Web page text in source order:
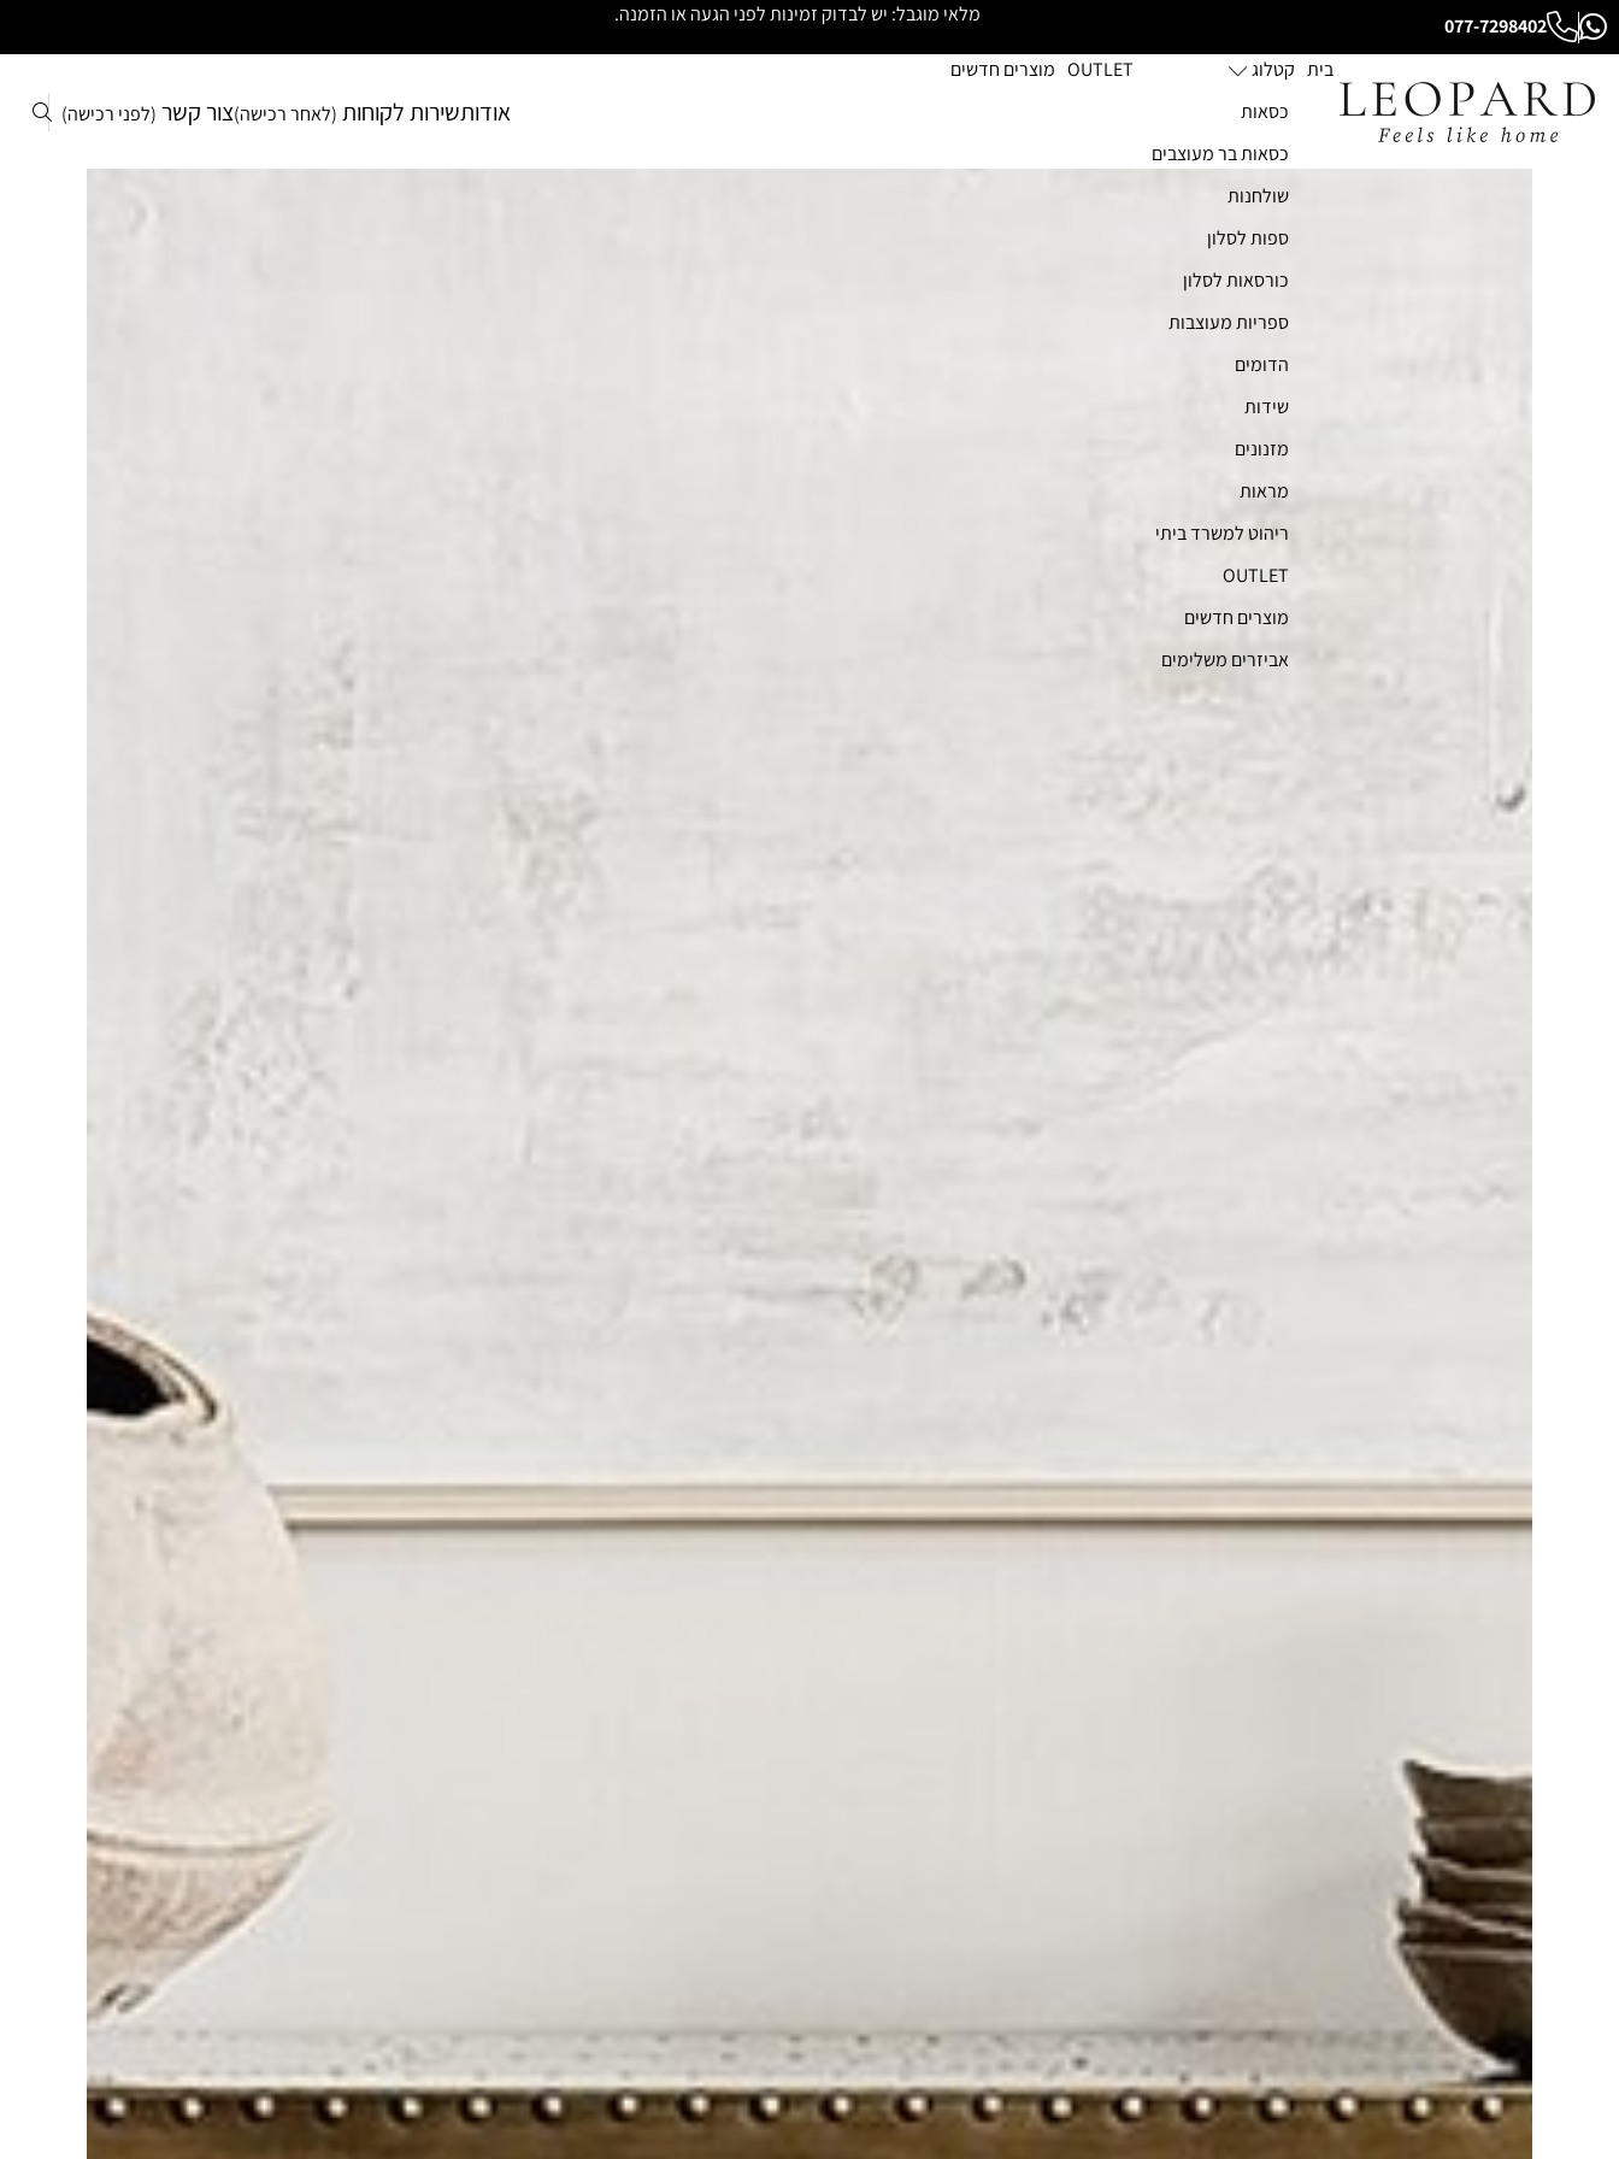
מלאי מוגבל: יש לבדוק זמינות לפני הגעה או הזמנה.
077-7298402
בית קטלוג
כסאות
כסאות בר מעוצבים
שולחנות
ספות לסלון
כורסאות לסלון
ספריות מעוצבות
הדומים
שידות
מזנונים
מראות
ריהוט למשרד ביתי
OUTLET
מוצרים חדשים
אביזרים משלימים
OUTLET מוצרים חדשים
אודותשירות לקוחות (לאחר רכישה)צור קשר (לפני רכישה)